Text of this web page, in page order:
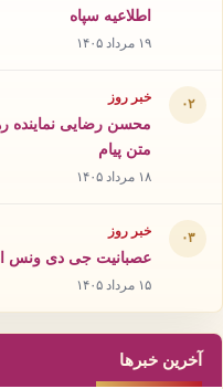
اطلاعیه سپاه
۱۹ مرداد ۱۴۰۵
۰۲ خبر روز
محسن رضایی نماینده
متن پیام
۱۸ مرداد ۱۴۰۵
۰۳ خبر روز
عصبانیت جی دی ونس از
۱۵ مرداد ۱۴۰۵
آخرین خبرها